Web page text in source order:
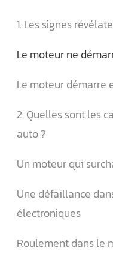
1. Les signes
Le moteur ne
Le moteur démarre
2. Quelles sont les
auto ?
Un moteur qui
Une défaillance
électroniques
Roulement dans le